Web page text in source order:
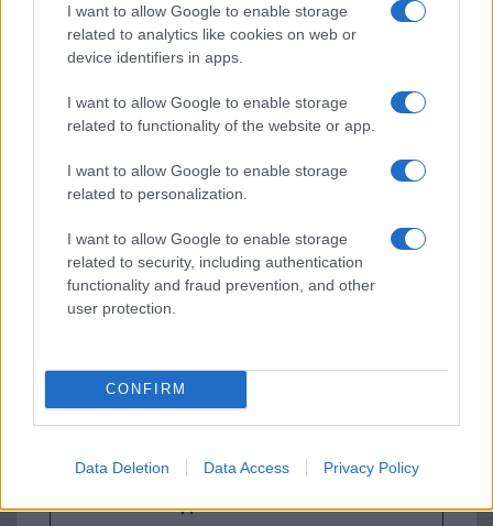
I want to allow Google to enable storage
related to analytics like cookies on web or
device identifiers in apps.
I want to allow Google to enable storage
related to functionality of the website or app.
I want to allow Google to enable storage
related to personalization.
I want to allow Google to enable storage
related to security, including authentication
functionality and fraud prevention, and other
user protection.
CONFIRM
Data Deletion Data Access Privacy Policy
Euro Gsm
Nyugati GSM
Apple iPhone 16 Plus